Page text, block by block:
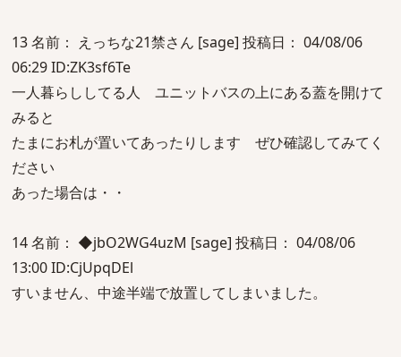
13 名前： えっちな21禁さん [sage] 投稿日： 04/08/06
06:29 ID:ZK3sf6Te
一人暮らししてる人 ユニットバスの上にある蓋を開けて
みると
たまにお札が置いてあったりします ぜひ確認してみてく
ださい
あった場合は・・
14 名前： ◆jbO2WG4uzM [sage] 投稿日： 04/08/06
13:00 ID:CjUpqDEl
すいません、中途半端で放置してしまいました。